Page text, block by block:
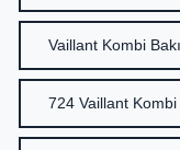
Vaillant Kombi
724 Vaillant